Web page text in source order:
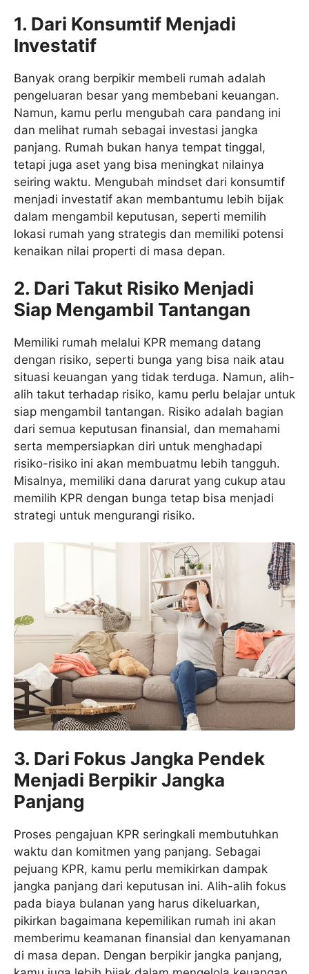
1. Dari Konsumtif Menjadi
Investatif
Banyak orang berpikir membeli rumah adalah
pengeluaran besar yang membebani keuangan.
Namun, kamu perlu mengubah cara pandang ini
dan melihat rumah sebagai investasi jangka
panjang. Rumah bukan hanya tempat tinggal,
tetapi juga aset yang bisa meningkat nilainya
seiring waktu. Mengubah mindset dari konsumtif
menjadi investatif akan membantumu lebih bijak
dalam mengambil keputusan, seperti memilih
lokasi rumah yang strategis dan memiliki potensi
kenaikan nilai properti di masa depan.
2. Dari Takut Risiko Menjadi
Siap Mengambil Tantangan
Memiliki rumah melalui KPR memang datang
dengan risiko, seperti bunga yang bisa naik atau
situasi keuangan yang tidak terduga. Namun, alih-
alih takut terhadap risiko, kamu perlu belajar untuk
siap mengambil tantangan. Risiko adalah bagian
dari semua keputusan finansial, dan memahami
serta mempersiapkan diri untuk menghadapi
risiko-risiko ini akan membuatmu lebih tangguh.
Misalnya, memiliki dana darurat yang cukup atau
memilih KPR dengan bunga tetap bisa menjadi
strategi untuk mengurangi risiko.
3. Dari Fokus Jangka Pendek
Menjadi Berpikir Jangka
Panjang
Proses pengajuan KPR seringkali membutuhkan
waktu dan komitmen yang panjang. Sebagai
pejuang KPR, kamu perlu memikirkan dampak
jangka panjang dari keputusan ini. Alih-alih fokus
pada biaya bulanan yang harus dikeluarkan,
pikirkan bagaimana kepemilikan rumah ini akan
memberimu keamanan finansial dan kenyamanan
di masa depan. Dengan berpikir jangka panjang,